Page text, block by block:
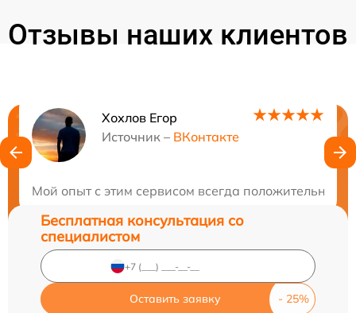
Отзывы наших клиентов
Хохлов Егор
Источник – ВКонтакте
Мой опыт с этим сервисом всегда
Нужна консультация?
Бесплатная консультация со
специалистом
Оставить заявку